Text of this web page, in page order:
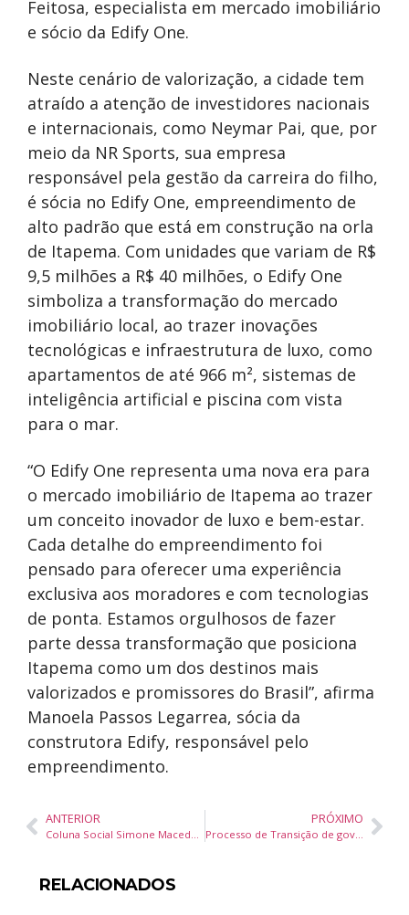
Feitosa, especialista em mercado imobiliário
e sócio da Edify One.
Neste cenário de valorização, a cidade tem
atraído a atenção de investidores nacionais
e internacionais, como Neymar Pai, que, por
meio da NR Sports, sua empresa
responsável pela gestão da carreira do filho,
é sócia no Edify One, empreendimento de
alto padrão que está em construção na orla
de Itapema. Com unidades que variam de R$
9,5 milhões a R$ 40 milhões, o Edify One
simboliza a transformação do mercado
imobiliário local, ao trazer inovações
tecnológicas e infraestrutura de luxo, como
apartamentos de até 966 m², sistemas de
inteligência artificial e piscina com vista
para o mar.
“O Edify One representa uma nova era para
o mercado imobiliário de Itapema ao trazer
um conceito inovador de luxo e bem-estar.
Cada detalhe do empreendimento foi
pensado para oferecer uma experiência
exclusiva aos moradores e com tecnologias
de ponta. Estamos orgulhosos de fazer
parte dessa transformação que posiciona
Itapema como um dos destinos mais
valorizados e promissores do Brasil”, afirma
Manoela Passos Legarrea, sócia da
construtora Edify, responsável pelo
empreendimento.
ANTERIOR
Coluna Social Simone Macedo – Jornal Diário DC – 30 out24
PRÓXIMO
Processo de Transição de governo em BC, tem inicio oficial
RELACIONADOS